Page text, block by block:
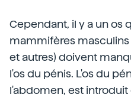
Cependant, il y a un os
mammifères masculins
et autres) doivent
l'os du pénis. L'os du
l'abdomen, est